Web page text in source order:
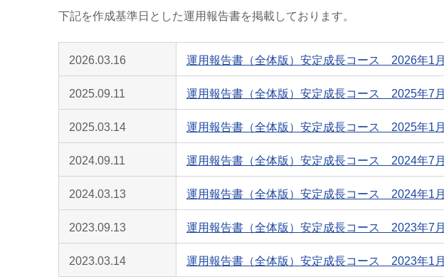
下記を作成基準日とした運用報告書を掲載しております。
2026.03.16 運用報告書（全体版）安定成長コース 2026年1月
2025.09.11 運用報告書（全体版）安定成長コース 2025年7月
2025.03.14 運用報告書（全体版）安定成長コース 2025年1月
2024.09.11 運用報告書（全体版）安定成長コース 2024年7月
2024.03.13 運用報告書（全体版）安定成長コース 2024年1月
2023.09.13 運用報告書（全体版）安定成長コース 2023年7月
2023.03.14 運用報告書（全体版）安定成長コース 2023年1月